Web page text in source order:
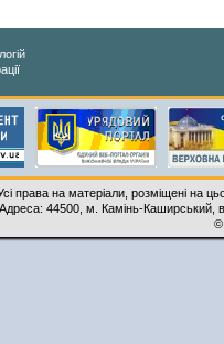
права на матеріали, розміщені на
Адреса: 44500, м. Камінь-Каширський,
©